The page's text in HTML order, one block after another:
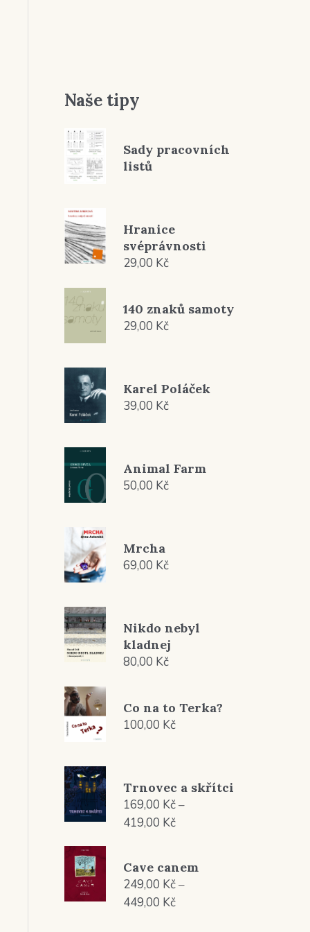
Naše tipy
Sady pracovních
listů
Hranice
svéprávnosti
29,00 Kč
140 znaků samoty
29,00 Kč
Karel Poláček
39,00 Kč
Animal Farm
50,00 Kč
Mrcha
69,00 Kč
Nikdo nebyl
kladnej
80,00 Kč
Co na to Terka?
100,00 Kč
Trnovec a skřítci
169,00 Kč–
419,00 KčRozpětí
až
419,00 Kč
Cave canem
249,00 Kč–
449,00 KčRozpětí